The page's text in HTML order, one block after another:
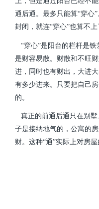
通后通。最多只能算“穿心
封闭，就连“穿心”也算不上
“穿心”是阳台的栏杆是
是财容易散。财散和不旺
进，同时也有财出，大进
有多少进来。只要把自己
的。
真正的前通后通只在别
子是接纳地气的，公寓的
财。这种“通”实际上对房屋